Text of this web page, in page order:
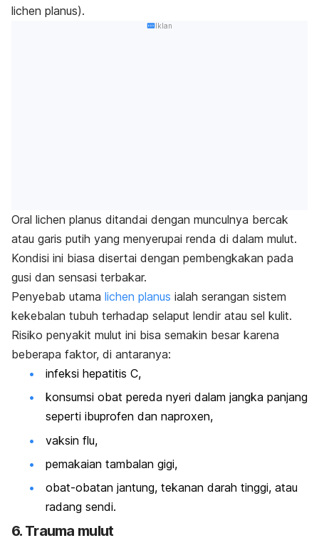
lichen planus).
Iklan
Oral lichen planus ditandai dengan munculnya bercak
atau garis putih yang menyerupai renda di dalam mulut.
Kondisi ini biasa disertai dengan pembengkakan pada
gusi dan sensasi terbakar.
Penyebab utama lichen planus ialah serangan sistem
kekebalan tubuh terhadap selaput lendir atau sel kulit.
Risiko penyakit mulut ini bisa semakin besar karena
beberapa faktor, di antaranya:
infeksi hepatitis C,
konsumsi obat pereda nyeri dalam jangka panjang
seperti ibuprofen dan naproxen,
vaksin flu,
pemakaian tambalan gigi,
obat-obatan jantung, tekanan darah tinggi, atau
radang sendi.
6. Trauma mulut